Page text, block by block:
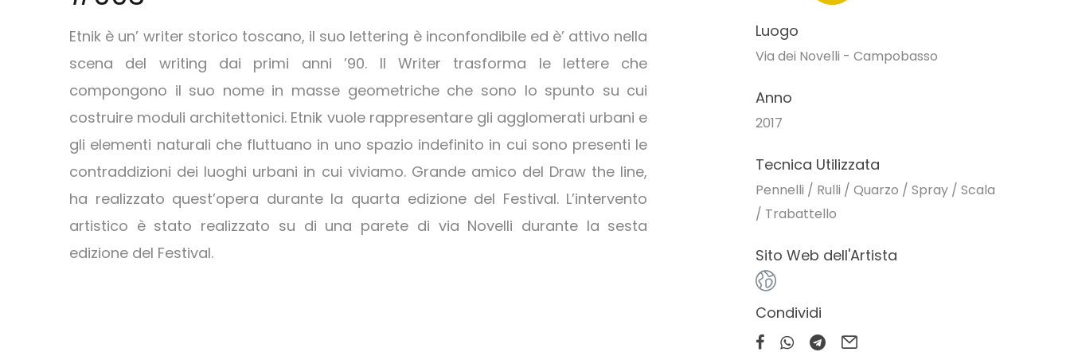
Etnik è un’ writer storico toscano, il suo lettering è inconfondibile ed è’ attivo nella
scena del writing dai primi anni ’90. Il Writer trasforma le lettere che
compongono il suo nome in masse geometriche che sono lo spunto su cui
costruire moduli architettonici. Etnik vuole rappresentare gli agglomerati urbani e
gli elementi naturali che fluttuano in uno spazio indefinito in cui sono presenti le
contraddizioni dei luoghi urbani in cui viviamo. Grande amico del Draw the line,
ha realizzato quest’opera durante la quarta edizione del Festival. L’intervento
artistico è stato realizzato su di una parete di via Novelli durante la sesta
edizione del Festival.
Luogo
Via dei Novelli - Campobasso
Anno
2017
Tecnica Utilizzata
Pennelli / Rulli / Quarzo / Spray / Scala
/ Trabattello
Sito Web dell'Artista
Condividi